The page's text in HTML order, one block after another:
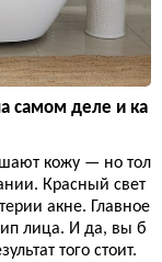
самом деле и ка
кожу — но тол
Красный свет
акне. Главное
лица. И да, вы б
того стоит.